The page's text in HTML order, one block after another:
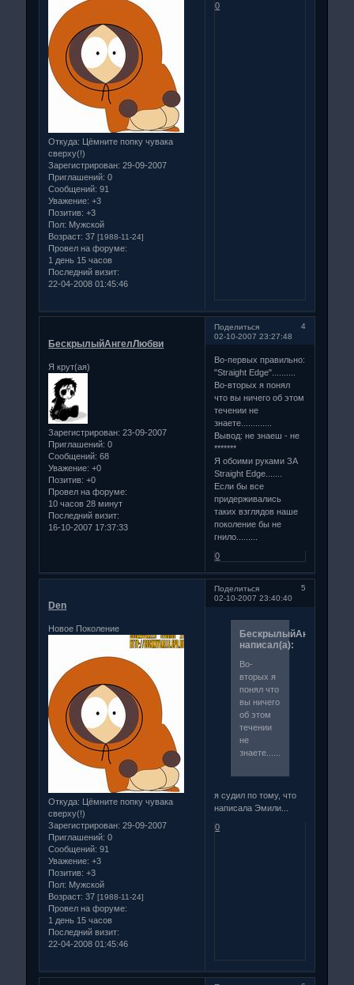
Откуда: Цёмните попку чувака
сверху(!)
Зарегистрирован: 29-09-2007
Приглашений: 0
Сообщений: 91
Уважение: +3
Позитив: +3
Пол: Мужской
Возраст: 37[1988-11-24]
Провел на форуме:
1 день 15 часов
Последний визит:
22-04-2008 01:45:46
0
Поделиться
4
02-10-2007 23:27:48
БескрылыйАнгелЛюбви
Я крут(ая)
Зарегистрирован: 23-09-2007
Приглашений: 0
Сообщений: 68
Уважение: +0
Позитив: +0
Провел на форуме:
10 часов 28 минут
Последний визит:
16-10-2007 17:37:33
Во-первых правильно:
"Straight Edge"..........
Во-вторых я понял
что вы ничего об этом
течении не
знаете.............
Вывод: не знаеш - не
*******
Я обоими руками ЗА
Straight Edge.......
Если бы все
придерживались
таких взглядов наше
поколение бы не
гнило.........
0
Поделиться
5
02-10-2007 23:40:40
Den
Новое Поколение
Откуда: Цёмните попку чувака
сверху(!)
Зарегистрирован: 29-09-2007
Приглашений: 0
Сообщений: 91
Уважение: +3
Позитив: +3
Пол: Мужской
Возраст: 37[1988-11-24]
Провел на форуме:
1 день 15 часов
Последний визит:
22-04-2008 01:45:46
написал(а):
Во-
вторых я
понял что
вы ничего
об этом
течении
не
знаете.............
я судил по тому, что
написала Эмили...
0